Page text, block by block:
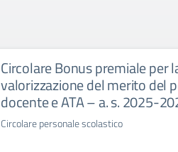
Circolare Bonus premiale per
valorizzazione del merito del
docente e ATA – a. s. 2025-
Circolare personale scolastico